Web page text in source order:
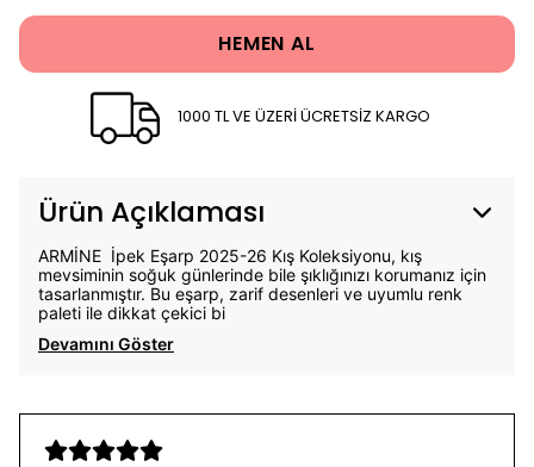
HEMEN AL
1000 TL VE ÜZERİ ÜCRETSİZ KARGO
Ürün Açıklaması
ARMİNE İpek Eşarp 2025-26 Kış Koleksiyonu, kış
mevsiminin soğuk günlerinde bile şıklığınızı korumanız için
tasarlanmıştır. Bu eşarp, zarif desenleri ve uyumlu renk
paleti ile dikkat çekici bi
Devamını Göster